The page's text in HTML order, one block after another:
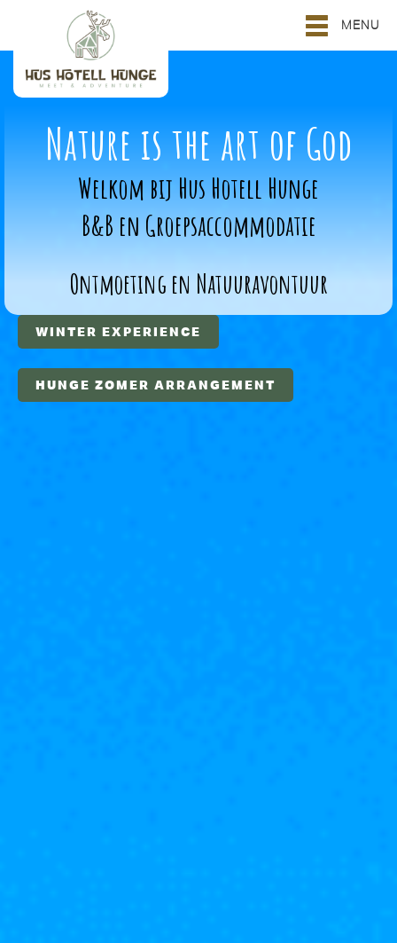
MENU
Nature is the art of God
Welkom bij Hus Hotell Hunge
B&B en Groepsaccommodatie
Ontmoeting en Natuuravontuur
WINTER EXPERIENCE
HUNGE ZOMER ARRANGEMENT